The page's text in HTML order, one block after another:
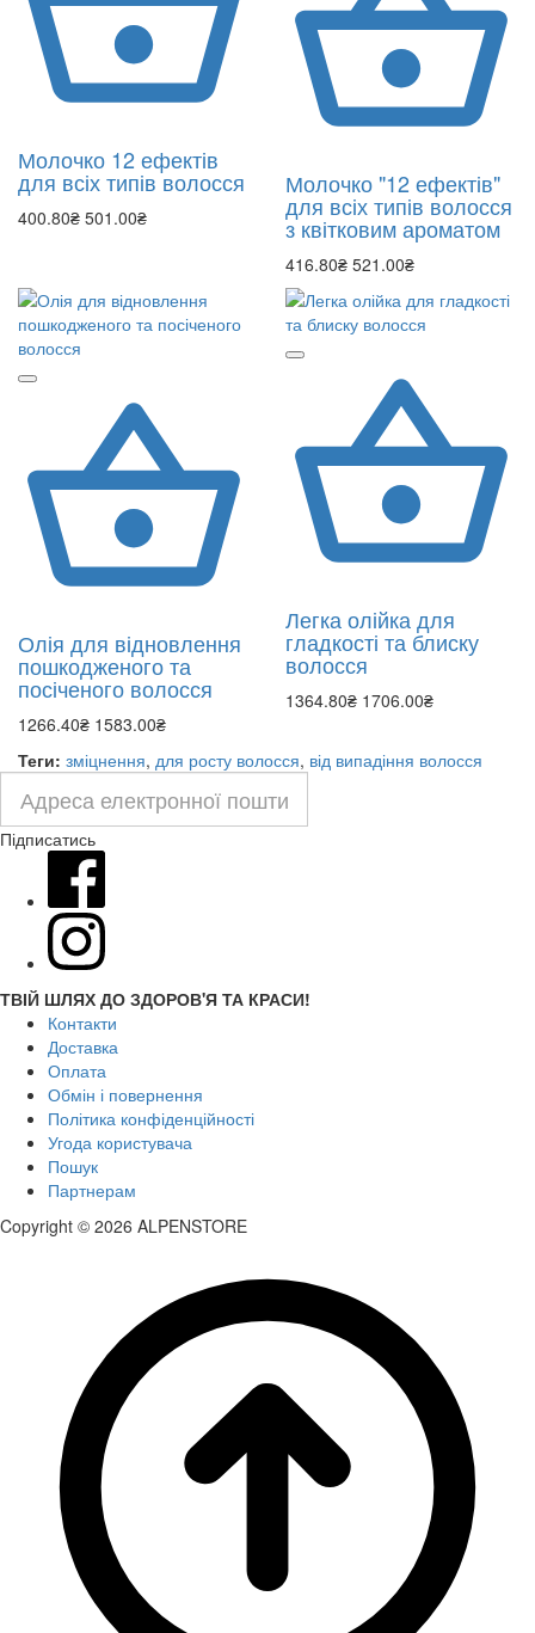
Молочко 12 ефектів
для всіх типів волосся
400.80₴ 501.00₴
Молочко "12 ефектів"
для всіх типів волосся
з квітковим ароматом
416.80₴ 521.00₴
Олія для відновлення
пошкодженого та
посіченого волосся
1266.40₴ 1583.00₴
Легка олійка для
гладкості та блиску
волосся
1364.80₴ 1706.00₴
Теги: зміцнення, для росту волосся, від випадіння волосся
Підписатись
ТВІЙ ШЛЯХ ДО ЗДОРОВ'Я ТА КРАСИ!
Контакти
Доставка
Оплата
Обмін і повернення
Політика конфіденційності
Угода користувача
Пошук
Партнерам
Copyright © 2026 ALPENSTORE